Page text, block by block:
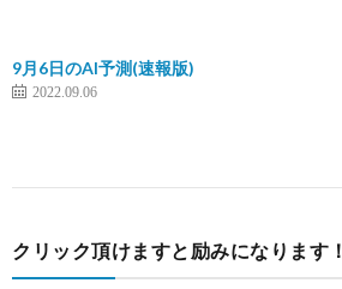
9月6日のAI予測(速報版)
2022.09.06
クリック頂けますと励みになります！